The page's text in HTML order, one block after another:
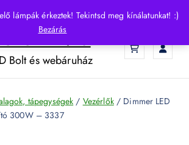
lámpák érkeztek! Tekintsd meg kínálatunkat! :)
Bezárás
Bolt és webáruház
tápegységek / Vezérlők/ Dimmer LED
300W – 3337